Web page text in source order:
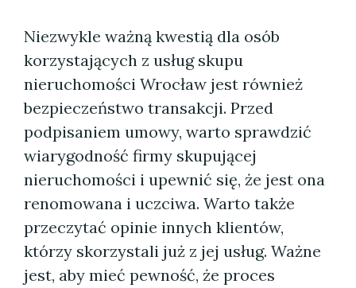
Niezwykle ważną kwestią dla osób
korzystających z usług skupu
nieruchomości Wrocław jest również
bezpieczeństwo transakcji. Przed
podpisaniem umowy, warto sprawdzić
wiarygodność firmy skupującej
nieruchomości i upewnić się, że jest ona
renomowana i uczciwa. Warto także
przeczytać opinie innych klientów,
którzy skorzystali już z jej usług. Ważne
jest, aby mieć pewność, że proces